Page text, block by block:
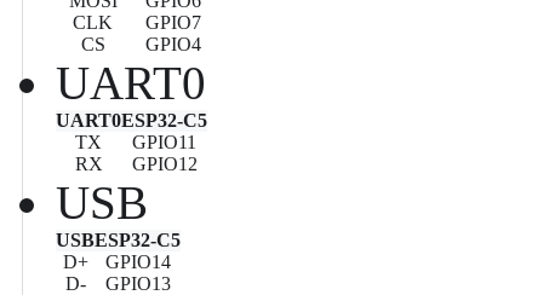
CLK
GPIO7
CS
GPIO4
UART0
UART0ESP32-C5
TX
GPIO11
RX
GPIO12
USB
USBESP32-C5
D+
GPIO14
D-
GPIO13